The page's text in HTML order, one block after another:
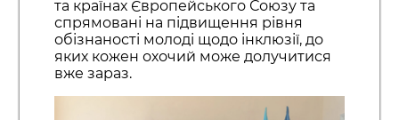
та країнах Європейського Союзу та
спрямовані на підвищення рівня
обізнаності молоді щодо інклюзії, до
яких кожен охочий може долучитися
вже зараз.